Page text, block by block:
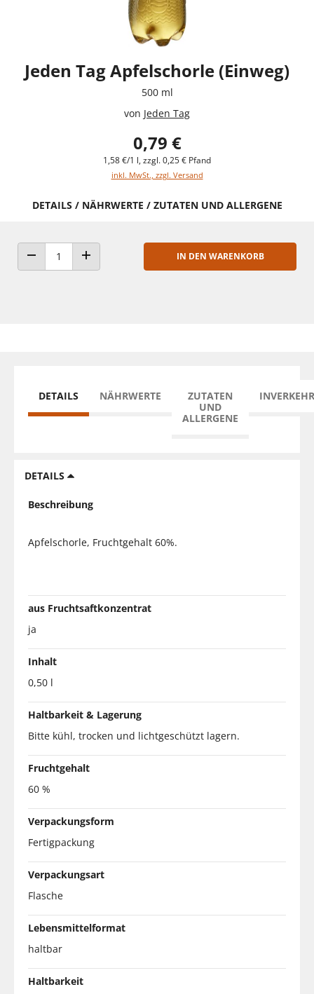
Jeden Tag Apfelschorle (Einweg)
500 ml
von Jeden Tag
0,79 €
1,58 €/1 l, zzgl. 0,25 € Pfand
inkl. MwSt., zzgl. Versand
DETAILS / NÄHRWERTE / ZUTATEN UND ALLERGENE
ANZAHL VERRINGERNANZAHL ERHÖHEN
IN DEN WARENKORB
DETAILS NÄHRWERTE
ZUTATEN
UND
ALLERGENE
DETAILS
Beschreibung
Apfelschorle, Fruchtgehalt 60%.
aus Fruchtsaftkonzentrat
ja
Inhalt
0,50 l
Haltbarkeit & Lagerung
Bitte kühl, trocken und lichtgeschützt lagern.
Fruchtgehalt
60 %
Verpackungsform
Fertigpackung
Verpackungsart
Flasche
Lebensmittelformat
haltbar
Haltbarkeit